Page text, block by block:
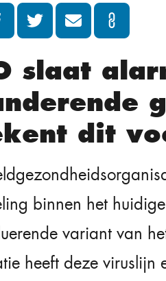
slaat
dit
binnen het
variant van
heeft deze viruslijn